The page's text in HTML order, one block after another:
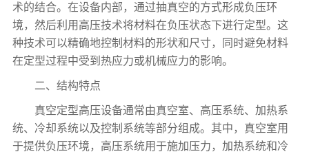
术的结合。在设备内部，通过抽真空的方式形成负压环
境，然后利用高压技术将材料在负压状态下进行定型。这
种技术可以精确地控制材料的形状和尺寸，同时避免材料
在定型过程中受到热应力或机械应力的影响。
二、结构特点
真空定型高压设备通常由真空室、高压系统、加热系
统、冷却系统以及控制系统等部分组成。其中，真空室用
于提供负压环境，高压系统用于施加压力，加热系统和冷